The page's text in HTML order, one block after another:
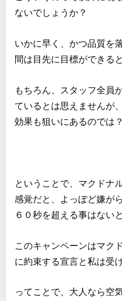
ないでしょうか？
いかに早く、かつ品質を
間は目先に目標ができる
もちろん、スタッフ全員
ているとは思えませんが
効果も狙いにあるのでは
ということで、マクドナ
感覚だと、よっぽど嫌が
６０秒を超える事はない
このキャンペーンはマク
に約束する宣言と私は受
ってことで、大人なら空